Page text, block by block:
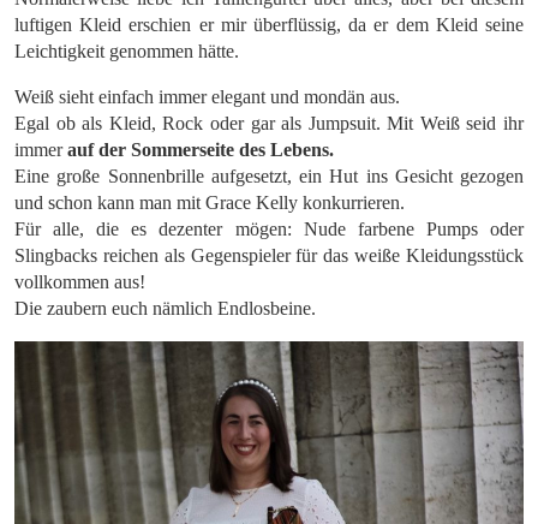
luftigen Kleid erschien er mir überflüssig, da er dem Kleid seine
Leichtigkeit genommen hätte.
Weiß sieht einfach immer elegant und mondän aus.
Egal ob als Kleid, Rock oder gar als Jumpsuit. Mit Weiß seid ihr
immerauf der Sommerseite des Lebens.
Eine große Sonnenbrille aufgesetzt, ein Hut ins Gesicht gezogen
und schon kann man mit Grace Kelly konkurrieren.
Für alle, die es dezenter mögen: Nude farbene Pumps oder
Slingbacks reichen als Gegenspieler für das weiße Kleidungsstück
vollkommen aus!
Die zaubern euch nämlich Endlosbeine.